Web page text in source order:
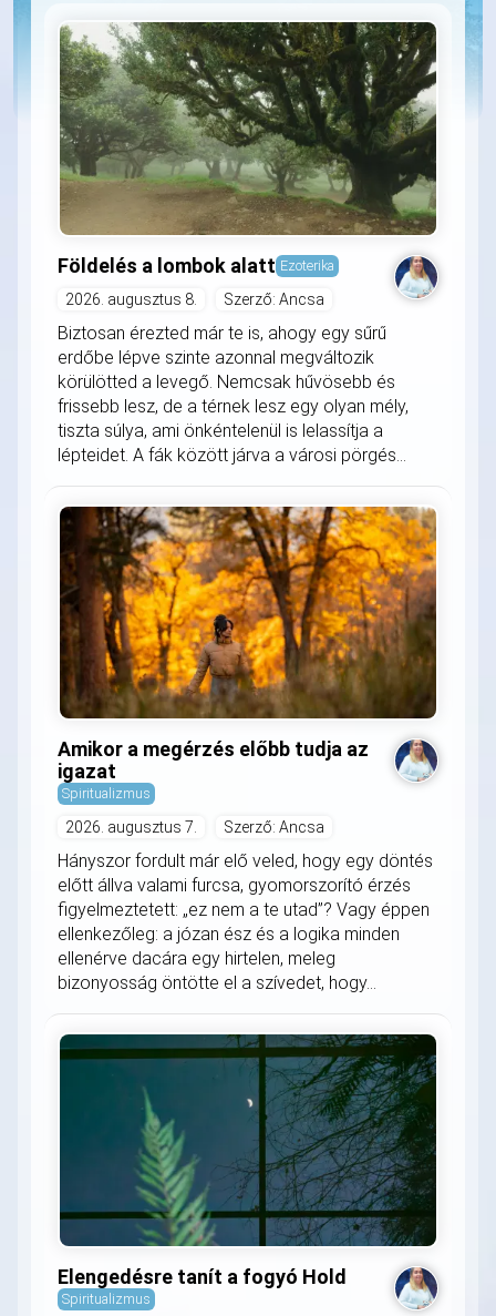
Földelés a lombok alatt Ezoterika
2026. augusztus 8. Szerző: Ancsa
Biztosan érezted már te is, ahogy egy sűrű
erdőbe lépve szinte azonnal megváltozik
körülötted a levegő. Nemcsak hűvösebb és
frissebb lesz, de a térnek lesz egy olyan mély,
tiszta súlya, ami önkéntelenül is lelassítja a
lépteidet. A fák között járva a városi pörgés...
Amikor a megérzés előbb tudja az
igazat
Spiritualizmus
2026. augusztus 7. Szerző: Ancsa
Hányszor fordult már elő veled, hogy egy döntés
előtt állva valami furcsa, gyomorszorító érzés
figyelmeztetett: „ez nem a te utad”? Vagy éppen
ellenkezőleg: a józan ész és a logika minden
ellenérve dacára egy hirtelen, meleg
bizonyosság öntötte el a szívedet, hogy...
Elengedésre tanít a fogyó Hold
Spiritualizmus